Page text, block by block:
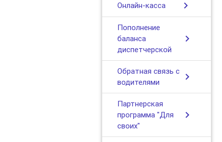
Онлайн-касса chevron_right
Пополнение
баланса
диспетчерской
chevron_right
Обратная связь с
водителями
chevron_right
Партнерская
программа "Для
своих"
chevron_right